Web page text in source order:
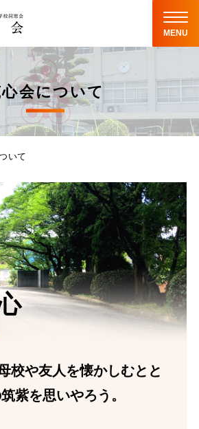
MENU
会について
いて
校や友人を懐かしむとと
紫を思いやろう。